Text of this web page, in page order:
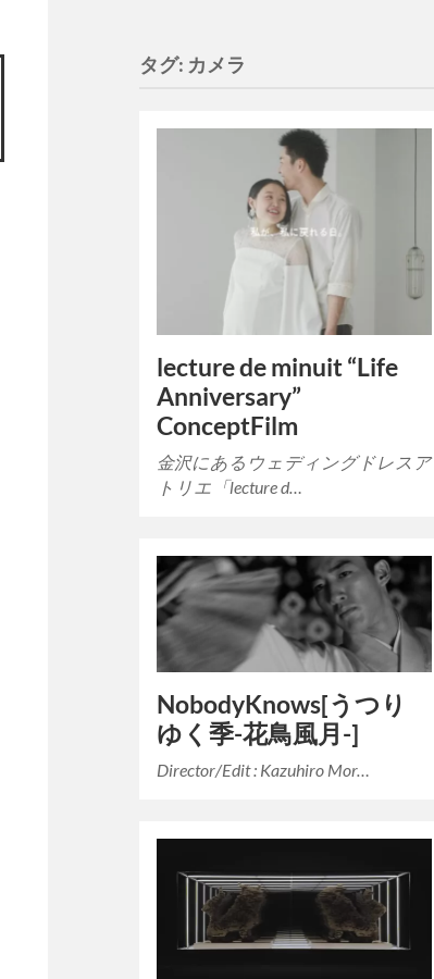
タグ: カメラ
lecture de minuit “Life
Anniversary”
ConceptFilm
金沢にあるウェディングドレスア
トリエ「lecture d…
NobodyKnows[うつり
ゆく季-花鳥風月-]
Director/Edit : Kazuhiro Mor…